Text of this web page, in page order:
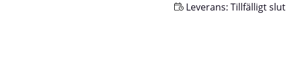
Leverans: Tillfälligt slut